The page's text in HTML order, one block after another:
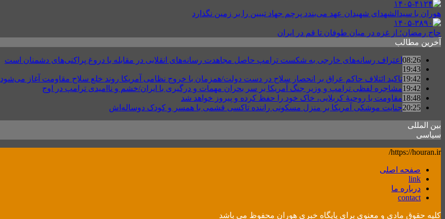
هوران با سیدالشهدای شهیدان عهد می‌بندد پرچم جهاد تبیین را بر زمین نگذارد
حاج رمضان؛ از غزه در میان طوفان تا قم در ایران
آخرین مطالب
08:26 اعتراف رسانه‌های خارجی به شکست ترامپ حاصل مجاهدت رسانه‌های انقلابی در مقابله با دروغ پراکنی‌های دشمنان است
19:43
19:42تاکید ائتلاف حاکم عراق بر انحصار سلاح در دست دولت/همزمان با خروج نظامی آمریکا روند خلع سلاح مقاومت آغاز می‌شود
19:42مشاجره لفظی ترامپ و وزیر جنگ آمریکا بر سر بحران مهمات و درگیری با ایران/خشم و ناامیدی ترامپ در اوج
18:48مقاومت با روحیهٔ کربلایی، خاک خود را حفظ کرده و پیروز خواهد شد
20:25جنایت موشکی آمریکا بر منزل مسکونی راننده تاکسی قشمی با همسر و کودک دوساله‌اش
بین المللی
سیاسی
https://houran.ir/
صفحه اصلی
link
درباره ما
contact
کلیه حقوق مادی و معنوی برای پایگاه خبری هوران محفوظ می باشد